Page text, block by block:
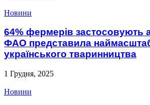
Новини
64% фермерів застосовують
ФАО представила
українського тваринництва
1 Грудня, 2025
Новини